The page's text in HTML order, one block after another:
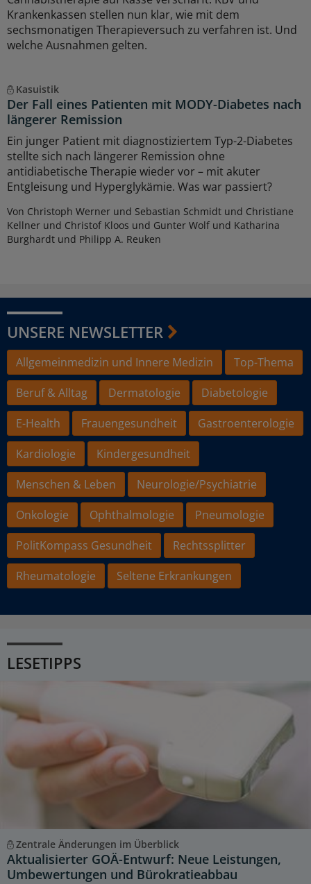
Krankenkassen stellen nun klar, wie mit dem
sechsmonatigen Therapieversuch zu verfahren ist. Und
welche Ausnahmen gelten.
Kasuistik
Der Fall eines Patienten mit MODY-Diabetes nach
längerer Remission
Ein junger Patient mit diagnostiziertem Typ-2-Diabetes
stellte sich nach längerer Remission ohne
antidiabetische Therapie wieder vor – mit akuter
Entgleisung und Hyperglykämie. Was war passiert?
Von Christoph Werner und Sebastian Schmidt und Christiane
Kellner und Christof Kloos und Gunter Wolf und Katharina
Burghardt und Philipp A. Reuken
UNSERE NEWSLETTER
Allgemeinmedizin und Innere Medizin
Top-Thema
Beruf & Alltag
Dermatologie
Diabetologie
E-Health
Frauengesundheit
Gastroenterologie
Kardiologie
Kindergesundheit
Menschen & Leben
Neurologie/Psychiatrie
Onkologie
Ophthalmologie
Pneumologie
PolitKompass Gesundheit
Rechtssplitter
Rheumatologie
Seltene Erkrankungen
LESETIPPS
Zentrale Änderungen im Überblick
Aktualisierter GOÄ-Entwurf: Neue Leistungen,
Umbewertungen und Bürokratieabbau